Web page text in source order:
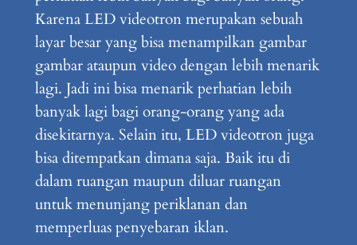
Karena LED videotron merupakan sebuah
layar besar yang bisa menampilkan gambar
gambar ataupun video dengan lebih menarik
lagi. Jadi ini bisa menarik perhatian lebih
banyak lagi bagi orang-orang yang ada
disekitarnya. Selain itu, LED videotron juga
bisa ditempatkan dimana saja. Baik itu di
dalam ruangan maupun diluar ruangan
untuk menunjang periklanan dan
memperluas penyebaran iklan.